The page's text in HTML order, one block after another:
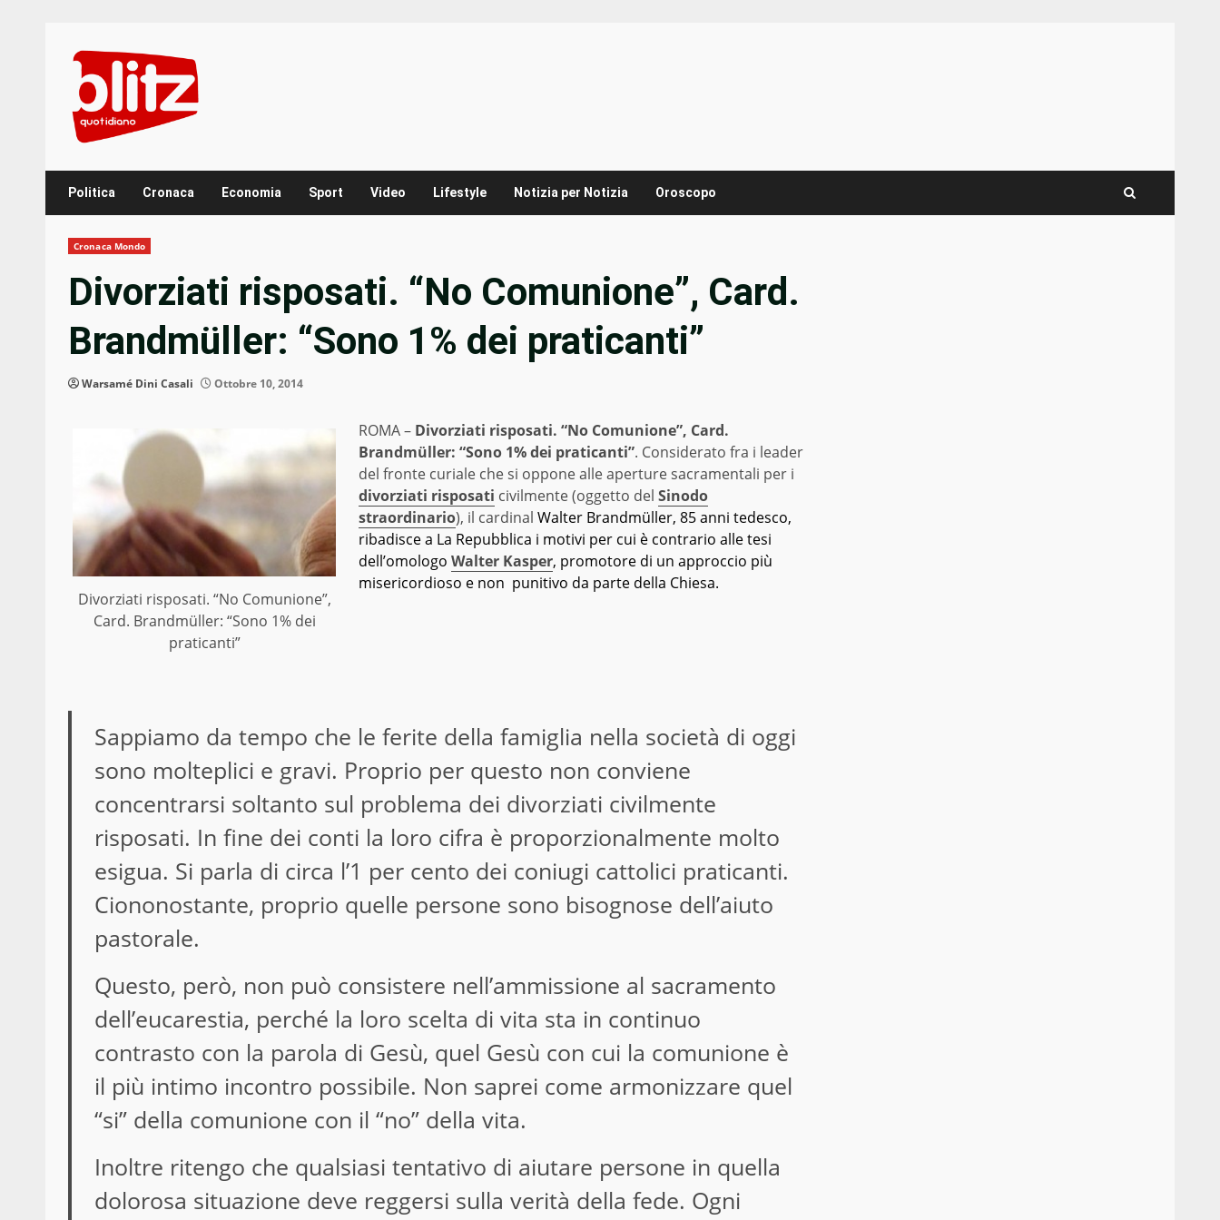
content
Politica Cronaca Economia Sport Video Lifestyle Notizia per Notizia Oroscopo
Cronaca Mondo
Divorziati risposati. “No Comunione”, Card.
Brandmüller: “Sono 1% dei praticanti”
Warsamé Dini Casali Ottobre 10, 2014
Divorziati risposati. “No Comunione”,
Card. Brandmüller: “Sono 1% dei
praticanti”
ROMA – Divorziati risposati. “No Comunione”, Card.
Brandmüller: “Sono 1% dei praticanti”. Considerato fra i leader
del fronte curiale che si oppone alle aperture sacramentali per i
divorziati risposati civilmente (oggetto del Sinodo
straordinario), il cardinal Walter Brandmüller, 85 anni tedesco,
ribadisce a La Repubblica i motivi per cui è contrario alle tesi
dell’omologo Walter Kasper, promotore di un approccio più
misericordioso e non punitivo da parte della Chiesa.
Sappiamo da tempo che le ferite della famiglia nella società di oggi
sono molteplici e gravi. Proprio per questo non conviene
concentrarsi soltanto sul problema dei divorziati civilmente
risposati. In fine dei conti la loro cifra è proporzionalmente molto
esigua. Si parla di circa l’1 per cento dei coniugi cattolici praticanti.
Ciononostante, proprio quelle persone sono bisognose dell’aiuto
pastorale.
Questo, però, non può consistere nell’ammissione al sacramento
dell’eucarestia, perché la loro scelta di vita sta in continuo
contrasto con la parola di Gesù, quel Gesù con cui la comunione è
il più intimo incontro possibile. Non saprei come armonizzare quel
“si” della comunione con il “no” della vita.
Inoltre ritengo che qualsiasi tentativo di aiutare persone in quella
dolorosa situazione deve reggersi sulla verità della fede. Ogni